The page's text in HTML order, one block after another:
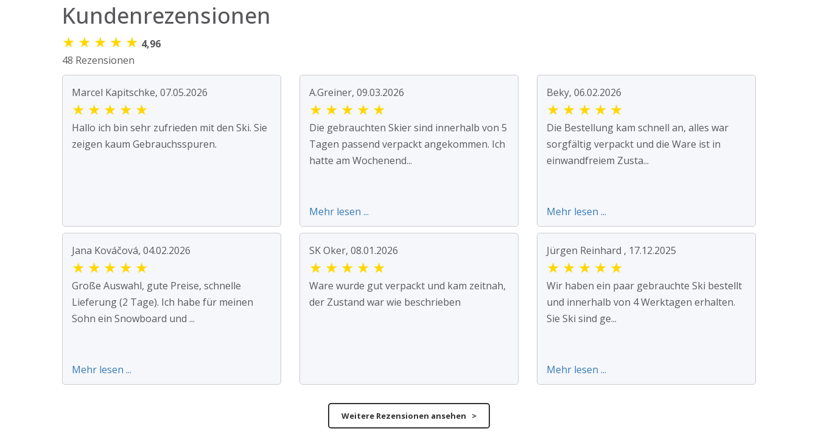
Kundenrezensionen
★ ★ ★ ★ ★ 4,96
48 Rezensionen
Marcel Kapitschke, 07.05.2026
★ ★ ★ ★ ★
Hallo ich bin sehr zufrieden mit den Ski. Sie
zeigen kaum Gebrauchsspuren.
A.Greiner, 09.03.2026
★ ★ ★ ★ ★
Die gebrauchten Skier sind innerhalb von 5
Tagen passend verpackt angekommen. Ich
hatte am Wochenend...
Mehr lesen ...
Beky, 06.02.2026
★ ★ ★ ★ ★
Die Bestellung kam schnell an, alles war
sorgfältig verpackt und die Ware ist in
einwandfreiem Zusta...
Mehr lesen ...
Jana Kováčová, 04.02.2026
★ ★ ★ ★ ★
Große Auswahl, gute Preise, schnelle
Lieferung (2 Tage). Ich habe für meinen
Sohn ein Snowboard und ...
Mehr lesen ...
SK Oker, 08.01.2026
★ ★ ★ ★ ★
Ware wurde gut verpackt und kam zeitnah,
der Zustand war wie beschrieben
Jürgen Reinhard , 17.12.2025
★ ★ ★ ★ ★
Wir haben ein paar gebrauchte Ski bestellt
und innerhalb von 4 Werktagen erhalten.
Sie Ski sind ge...
Mehr lesen ...
Weitere Rezensionen ansehen >